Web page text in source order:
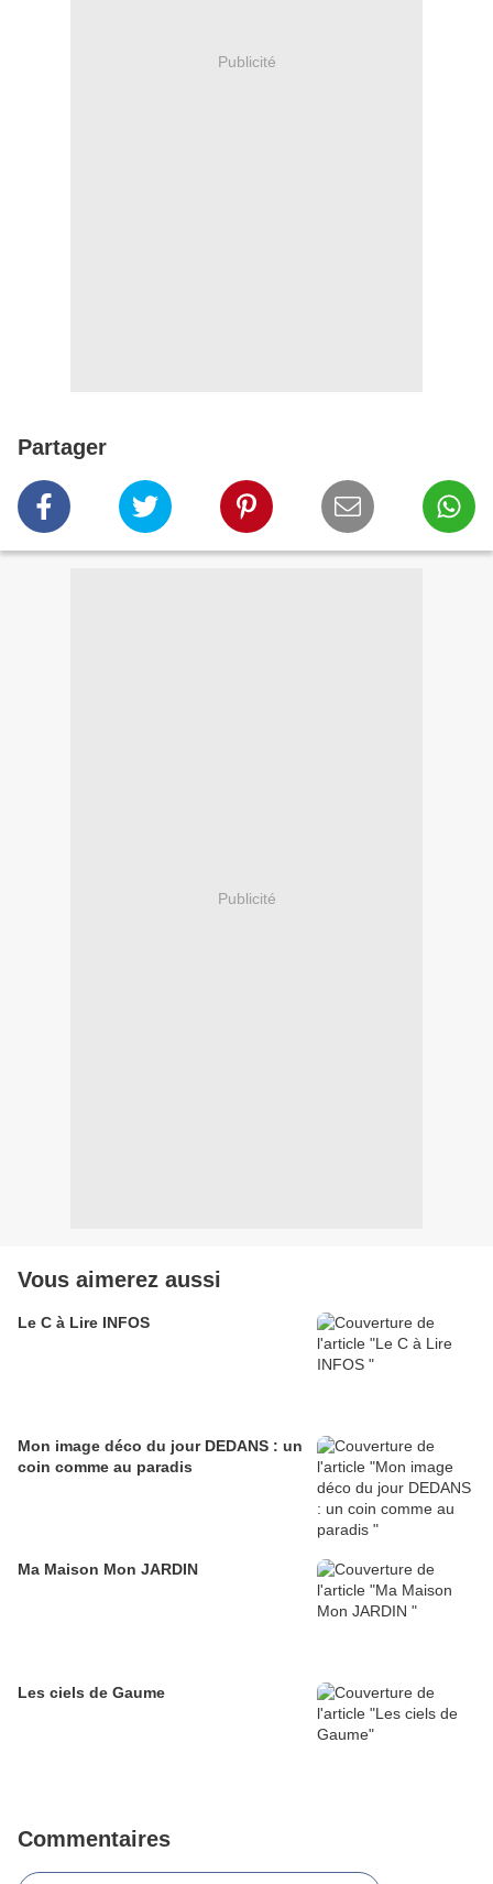
Publicité
Partager
Publicité
Vous aimerez aussi
Le C à Lire INFOS
Mon image déco du jour DEDANS : un
coin comme au paradis
Ma Maison Mon JARDIN
Les ciels de Gaume
Commentaires